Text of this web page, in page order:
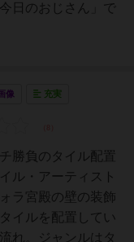
日のおじさん」で
像 充実
勝負のタイル配置
ル・アーティスト
ラ宮殿の壁の装飾
イルを配置してい
れ。ジャンルはタ